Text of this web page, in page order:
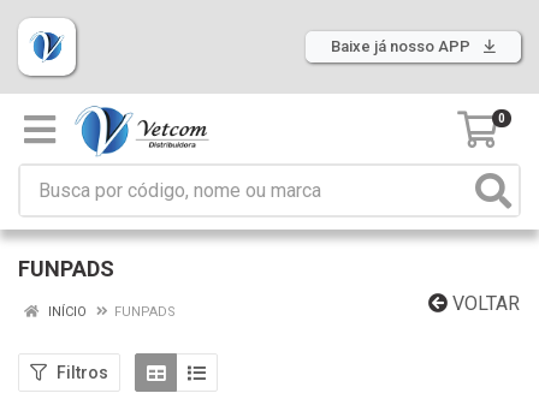
Baixe já nosso APP
0
FUNPADS
VOLTAR
INÍCIO FUNPADS
Filtros